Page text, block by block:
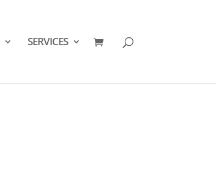
SERVICES